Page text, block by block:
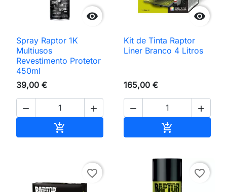

Spray Raptor 1K
Multiusos
Revestimento Protetor
450ml
39,00 €
 


Kit de Tinta Raptor
Liner Branco 4 Litros
165,00 €
 

favorite_border favorite_border